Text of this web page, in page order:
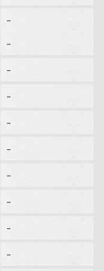
–
–
–
–
–
–
–
–
–
–